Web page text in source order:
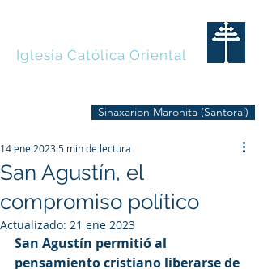
Iglesia Católica Oriental
Sinaxarion Maronita (Santoral)
San Agustín, el
compromiso político
14 ene 20235 min de lectura
Actualizado: 21 ene 2023
San Agustín permitió al
pensamiento cristiano liberarse de